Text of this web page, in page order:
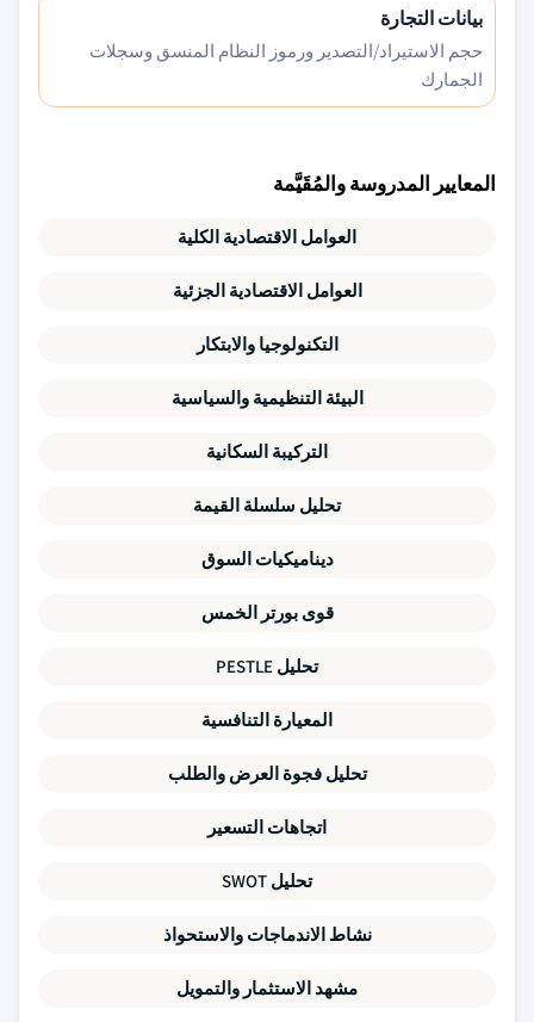
بيانات التجارة
حجم الاستيراد/التصدير ورموز النظام المنسق وسجلات
الجمارك
المعايير المدروسة والمُقَيَّمة
العوامل الاقتصادية الكلية
العوامل الاقتصادية الجزئية
التكنولوجيا والابتكار
البيئة التنظيمية والسياسية
التركيبة السكانية
تحليل سلسلة القيمة
ديناميكيات السوق
قوى بورتر الخمس
تحليل PESTLE
المعيارة التنافسية
تحليل فجوة العرض والطلب
اتجاهات التسعير
تحليل SWOT
نشاط الاندماجات والاستحواذ
مشهد الاستثمار والتمويل